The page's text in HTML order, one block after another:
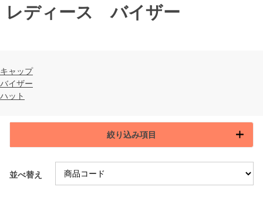
レディース バイザー
キャップ
バイザー
ハット
絞り込み項目
並べ替え